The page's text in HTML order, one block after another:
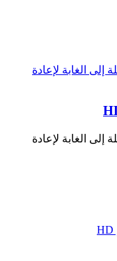
الغابة لإعادة
الغابة لإعادة